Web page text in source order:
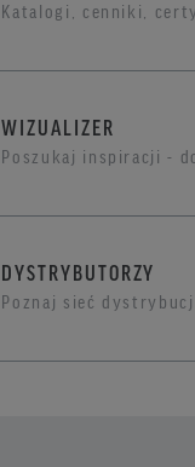
Katalogi, cenniki,
WIZUALIZER
Poszukaj inspiracji -
DYSTRYBUTORZY
Poznaj sieć